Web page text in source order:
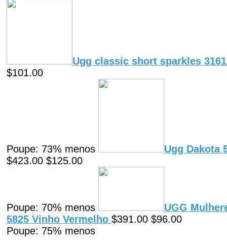
Ugg classic short sparkles
$101.00
Poupe: 73% menos
Ugg Dakota
$423.00 $125.00
Poupe: 70% menos
UGG
5825 Vinho Vermelho $391.00 $96.00
Poupe: 75% menos